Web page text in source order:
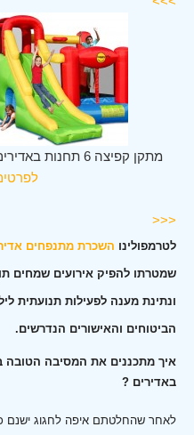
מתקן קפיצה 6 תחנות באדירים
<<<
לטרמפולינו השכרת מתנפחים
שמטרתו להפיק אירועים שמחים
ונתינת מענה לפעילות תנועתית
הביטוחים והאישורים הנדרשים.
איך מתכננים את המסיבה הטובה
באדירים ?
לאחר שהחלטתם איפה לחגוג ישנם